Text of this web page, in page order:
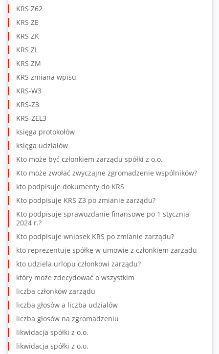
KRS Z62
KRS ZE
KRS ZK
KRS ZL
KRS ZM
KRS zmiana wpisu
KRS-W3
KRS-Z3
KRS-ZEL3
księga protokołów
księga udziałów
Kto może być członkiem zarządu spółki z o.o.
Kto może zwołać zwyczajne zgromadzenie wspólników?
kto podpisuje dokumenty do KRS
Kto podpisuje KRS Z3 po zmianie zarządu?
Kto podpisuje sprawozdanie finansowe po 1 stycznia
2024 r.?
Kto podpisuje wniosek KRS po zmianie zarządu?
kto reprezentuje spółkę w umowie z członkiem zarządu
kto udziela urlopu członkowi zarządu?
który może zdecydować o wszystkim
liczba członków zarządu
liczba głosów a liczba udzialów
liczba głosów na zgromadzeniu
likwidacja spółki z o.o.
likwidacja spółki z o.o.